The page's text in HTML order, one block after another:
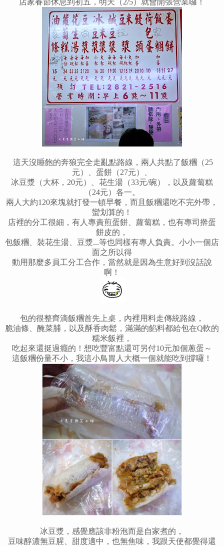
店家春節休息到初五，明天（2/5）就會開張營業囉！
這天沒睡飽的奔狼完全走亂點路線，兩人共點了飯糰（25
元）、蛋餅（27元）、
冰豆漿（大杯，20元）、花生湯（33元/碗），以及蘿蔔糕
（24元）各一。
兩人大約120來塊就打發一頓早餐，而且飯糰還吃不完外帶，
蠻划算的！
店裡的分工很細，有人專責煎蛋餅、蘿蔔糕，也有專司擀蛋
餅皮的，
包飯糰、裝花生湯、豆漿...等也同樣有專人負責。 小小一個店
面之所以得
動用那麼多員工分工合作， 當然就是因為生意好到沒話說
啊！
包的很整齊滴飯糰首先上桌，內裡用料走傳統路線，
脆油條、醃菜脯，以及酥香肉鬆，滿滿的餡料都給包在Q軟的
糯米飯裡，
吃起來還挺過癮的！想吃豐富點還可另付10元加個蔥蛋～
這飯糰份量不小，我這小鳥胃人大概一個就能吃到撐囉！
冰豆漿，感覺應該非粉泡而是自家煮的，
豆味醇濃無豆腥、甜度適中，也無焦味， 我跟天使都覺得還